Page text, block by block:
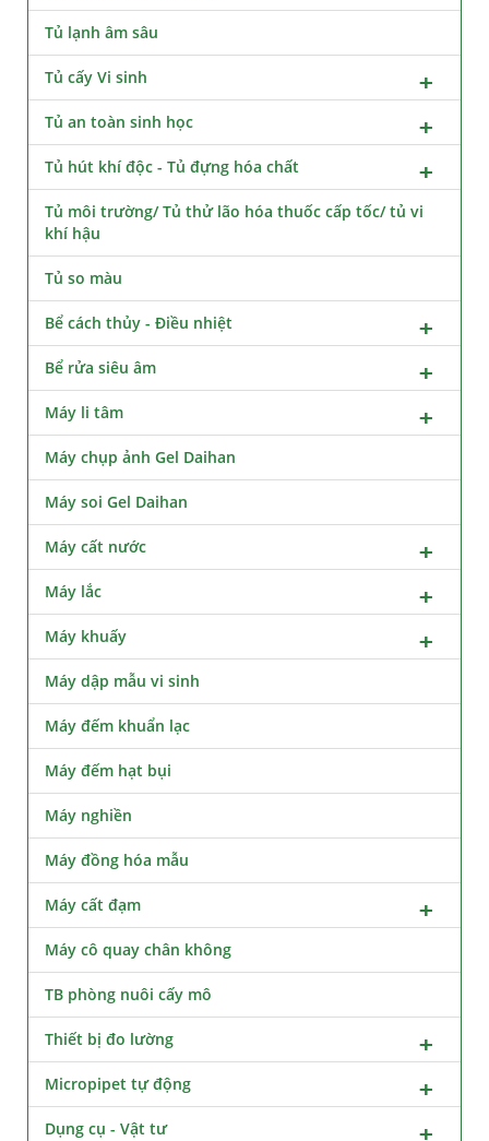
Tủ lạnh âm sâu
Tủ cấy Vi sinh
Tủ an toàn sinh học
Tủ hút khí độc - Tủ đựng hóa chất
Tủ môi trường/ Tủ thử lão hóa thuốc cấp tốc/ tủ vi
khí hậu
Tủ so màu
Bể cách thủy - Điều nhiệt
Bể rửa siêu âm
Máy li tâm
Máy chụp ảnh Gel Daihan
Máy soi Gel Daihan
Máy cất nước
Máy lắc
Máy khuấy
Máy dập mẫu vi sinh
Máy đếm khuẩn lạc
Máy đếm hạt bụi
Máy nghiền
Máy đồng hóa mẫu
Máy cất đạm
Máy cô quay chân không
TB phòng nuôi cấy mô
Thiết bị đo lường
Micropipet tự động
Dụng cụ - Vật tư